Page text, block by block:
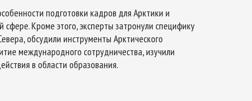
подготовки кадров для Арктики и
Кроме этого, эксперты затронули специфику
обсудили инструменты Арктического
международного сотрудничества, изучили
в области образования.